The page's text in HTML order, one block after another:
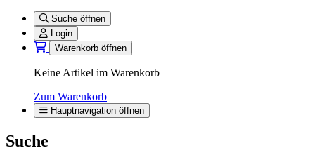
Suche öffnen
Login
Warenkorb öffnen
Keine Artikel im Warenkorb
Zum Warenkorb
Hauptnavigation öffnen
Suche